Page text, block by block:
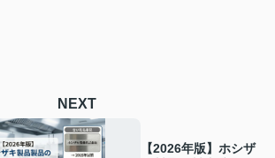
NEXT
【2026年版】ホシザ